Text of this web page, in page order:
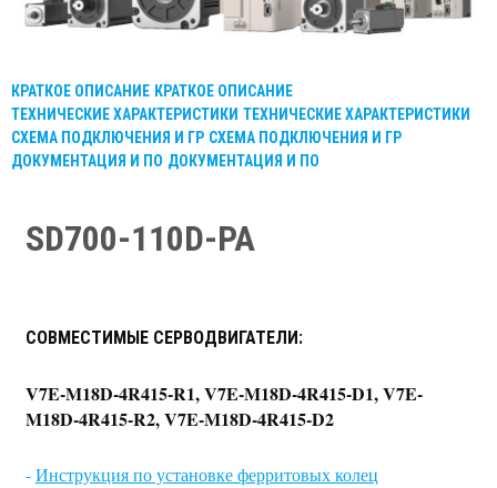
КРАТКОЕ ОПИСАНИЕ КРАТКОЕ ОПИСАНИЕ
ТЕХНИЧЕСКИЕ ХАРАКТЕРИСТИКИ ТЕХНИЧЕСКИЕ ХАРАКТЕРИСТИКИ
СХЕМА ПОДКЛЮЧЕНИЯ И ГР СХЕМА ПОДКЛЮЧЕНИЯ И ГР
ДОКУМЕНТАЦИЯ И ПО ДОКУМЕНТАЦИЯ И ПО
SD700-110D-PA
СОВМЕСТИМЫЕ СЕРВОДВИГАТЕЛИ:
V7E-M18D-4R415-R1, V7E-M18D-4R415-D1, V7E-
M18D-4R415-R2, V7E-M18D-4R415-D2
-Инструкция по установке ферритовых колец